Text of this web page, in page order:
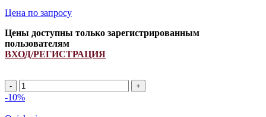
поликлиновой
Strongest
Цена по запросу
Цены доступны только зарегистрированным
пользователям
ВХОД/РЕГИСТРАЦИЯ
Количество
товара
-10%